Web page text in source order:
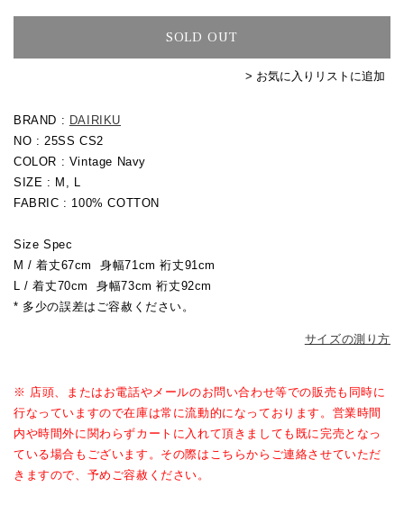
SOLD OUT
> お気に入りリストに追加
BRAND : DAIRIKU
NO : 25SS CS2
COLOR : Vintage Navy
SIZE : M, L
FABRIC : 100% COTTON
Size Spec
M / 着丈67cm 身幅71cm 裄丈91cm
L / 着丈70cm 身幅73cm 裄丈92cm
* 多少の誤差はご容赦ください。
サイズの測り方
※ 店頭、またはお電話やメールのお問い合わせ等での販売も同時に
行なっていますので在庫は常に流動的になっております。営業時間
内や時間外に関わらずカートに入れて頂きましても既に完売となっ
ている場合もございます。その際はこちらからご連絡させていただ
きますので、予めご容赦ください。